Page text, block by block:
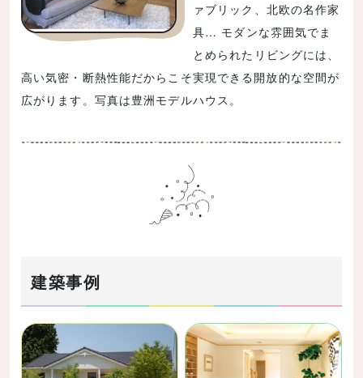
ァブリック、北欧の名作家
具… モダンな雰囲気でま
とめられたリビングには、
高い気密・断熱性能だからこそ実現できる開放的な空間が
広がります。写真は豊洲モデルハウス。
建築事例